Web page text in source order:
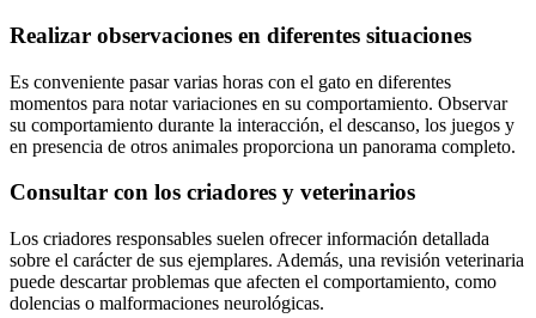
Realizar observaciones en diferentes situaciones
Es conveniente pasar varias horas con el gato en diferentes
momentos para notar variaciones en su comportamiento. Observar
su comportamiento durante la interacción, el descanso, los juegos y
en presencia de otros animales proporciona un panorama completo.
Consultar con los criadores y veterinarios
Los criadores responsables suelen ofrecer información detallada
sobre el carácter de sus ejemplares. Además, una revisión veterinaria
puede descartar problemas que afecten el comportamiento, como
dolencias o malformaciones neurológicas.